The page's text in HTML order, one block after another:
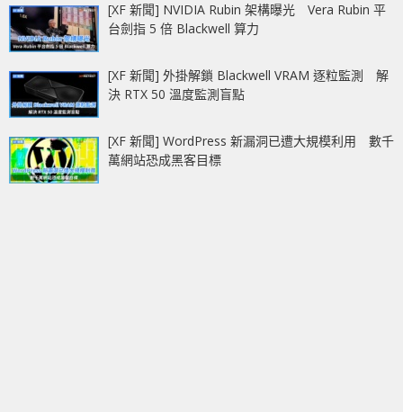
[XF 新聞] NVIDIA Rubin 架構曝光 Vera Rubin 平
台劍指 5 倍 Blackwell 算力
[XF 新聞] 外掛解鎖 Blackwell VRAM 逐粒監測 解
決 RTX 50 溫度監測盲點
[XF 新聞] WordPress 新漏洞已遭大規模利用 數千
萬網站恐成黑客目標